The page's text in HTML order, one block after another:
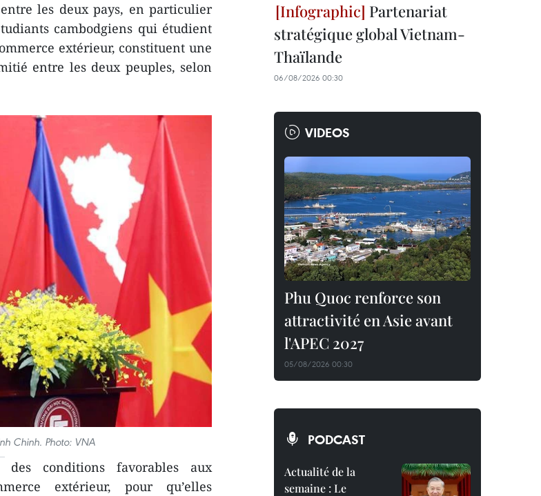
les deux pays, en particulier
cambodgiens qui étudient
extérieur, constituent une
entre les deux peuples, selon
Chinh. Photo: VNA
des conditions favorables aux
extérieur, pour qu’elles
Partenariat
stratégique global Vietnam-
Thaïlande
06/08/2026 00:30
VIDEOS
Phu Quoc renforce son
attractivité en Asie avant
l'APEC 2027
05/08/2026 00:30
PODCAST
Actualité de la
semaine : Le